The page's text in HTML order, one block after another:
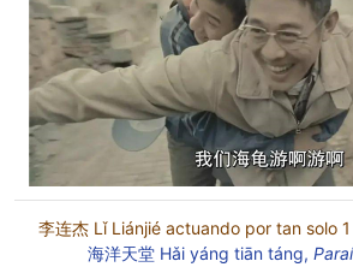
李连杰 Lǐ Liánjié actuando por tan solo
海洋天堂 Hǎi yáng tiān táng,